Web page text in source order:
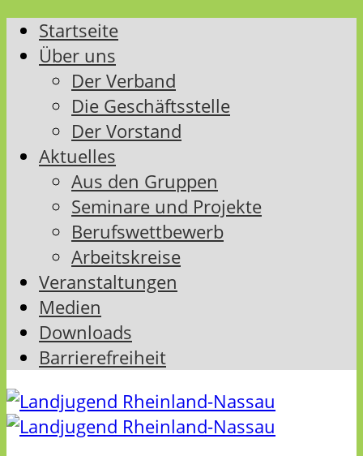
Startseite
Über uns
Der Verband
Die Geschäftsstelle
Der Vorstand
Aktuelles
Aus den Gruppen
Seminare und Projekte
Berufswettbewerb
Arbeitskreise
Veranstaltungen
Medien
Downloads
Barrierefreiheit